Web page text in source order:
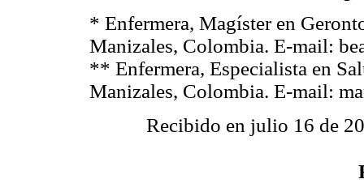
* Enfermera, Magíster en
Manizales, Colombia. E-mail:
** Enfermera, Especialista en
Manizales, Colombia. E-mail:
Recibido en julio 16 de